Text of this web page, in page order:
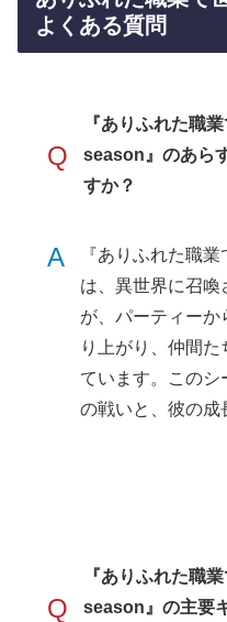
よくある質問
Q
『ありふれた職
season』のあら
すか？
A
『ありふれた職
は、異世界に召喚
が、パーティー
り上がり、仲間
ています。このシ
の戦いと、彼の成
Q
『ありふれた職
season』の主要